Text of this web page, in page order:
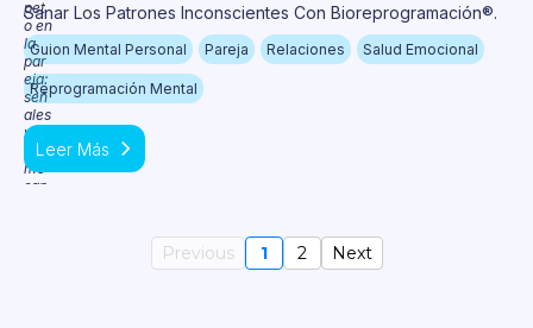
Sanar Los Patrones Inconscientes Con Bioreprogramación®.
Guion Mental Personal Pareja Relaciones Salud Emocional
Reprogramación Mental
Leer Más
Previous 1 2 Next